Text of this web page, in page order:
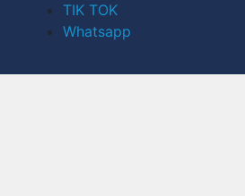
TIK TOK
Whatsapp